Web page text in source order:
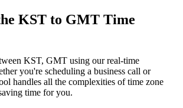
KST to GMT Time
KST, GMT using our real-time
you're scheduling a business call or
handles all the complexities of time zone
time for you.